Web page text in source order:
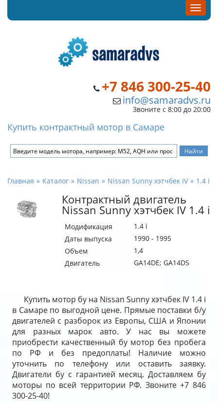
+7 846 300-25-40
info@samaradvs.ru
Звоните с 8:00 до 20:00
Купить контрактный мотор в Самаре
Главная Каталог Nissan Nissan Sunny хэтчбек IV 1.4 i
Контрактный двигатель
Nissan Sunny хэтчбек IV 1.4 i
Модификация
1.4 i
Даты выпуска
1990 - 1995
Объем
1,4
Двигатель
GA14DE; GA14DS
Купить мотор бу на Nissan Sunny хэтчбек IV 1.4 i
в Самаре по выгодной цене. Прямые поставки б/у
двигателей с разборок из Европы, США и Японии
для разных марок авто. У нас вы можете
приобрести качественный бу мотор без пробега
по РФ и без предоплаты! Наличие можно
уточнить по телефону или оставить заявку.
Двигатели бу с гарантией месяц. Доставляем бу
моторы по всей территории РФ. Звоните +7 846
300-25-40!